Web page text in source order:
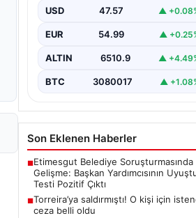
USD 47.57 ▲
EUR 54.99 ▲
ALTIN 6510.9 ▲
BTC 3080017 ▲
Son Eklenen Haberler
■Etimesgut Belediye Soruşturmasında
Gelişme: Başkan Yardımcısının
Testi Pozitif Çıktı
■Torreira’ya saldırmıştı! O kişi için
ceza belli oldu